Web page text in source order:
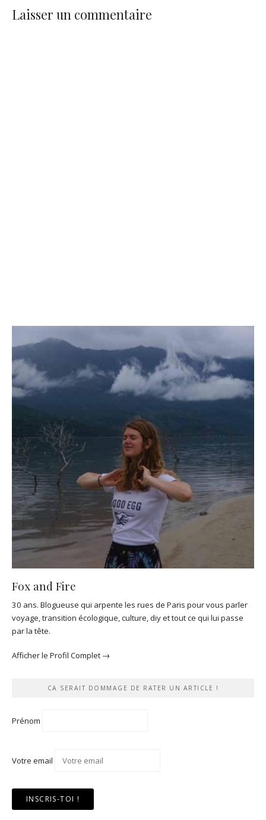
Laisser un commentaire
Fox and Fire
30 ans. Blogueuse qui arpente les rues de Paris pour vous parler
voyage, transition écologique, culture, diy et tout ce qui lui passe
par la tête.
Afficher le Profil Complet →
CA SERAIT DOMMAGE DE RATER UN ARTICLE !
Prénom
Votre email